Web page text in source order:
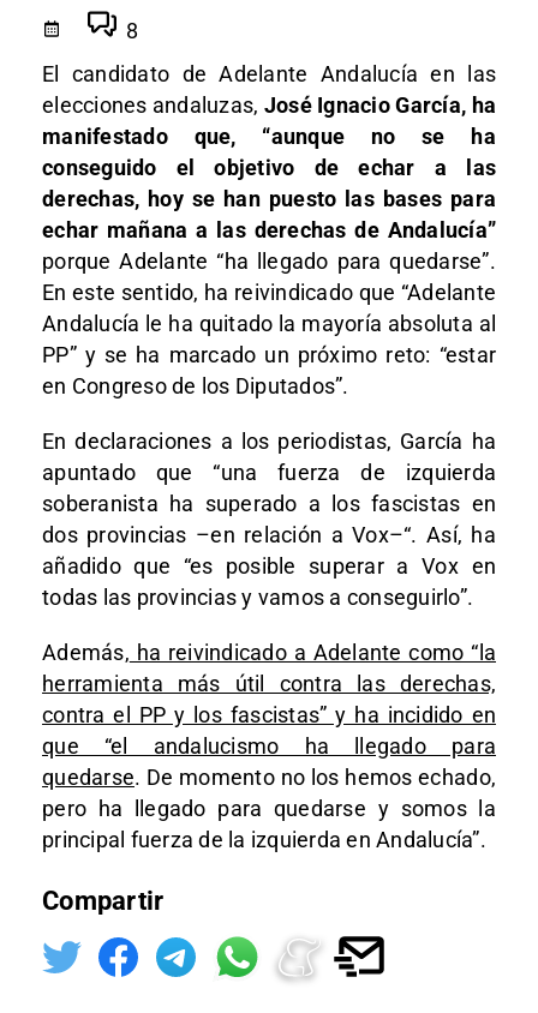
8
El candidato de Adelante Andalucía en las
elecciones andaluzas, José Ignacio García, ha
manifestado que, “aunque no se ha
conseguido el objetivo de echar a las
derechas, hoy se han puesto las bases para
echar mañana a las derechas de Andalucía”
porque Adelante “ha llegado para quedarse”.
En este sentido, ha reivindicado que “Adelante
Andalucía le ha quitado la mayoría absoluta al
PP” y se ha marcado un próximo reto: “estar
en Congreso de los Diputados”.
En declaraciones a los periodistas, García ha
apuntado que “una fuerza de izquierda
soberanista ha superado a los fascistas en
dos provincias –en relación a Vox–“. Así, ha
añadido que “es posible superar a Vox en
todas las provincias y vamos a conseguirlo”.
Además, ha reivindicado a Adelante como “la
herramienta más útil contra las derechas,
contra el PP y los fascistas” y ha incidido en
que “el andalucismo ha llegado para
quedarse. De momento no los hemos echado,
pero ha llegado para quedarse y somos la
principal fuerza de la izquierda en Andalucía”.
Compartir